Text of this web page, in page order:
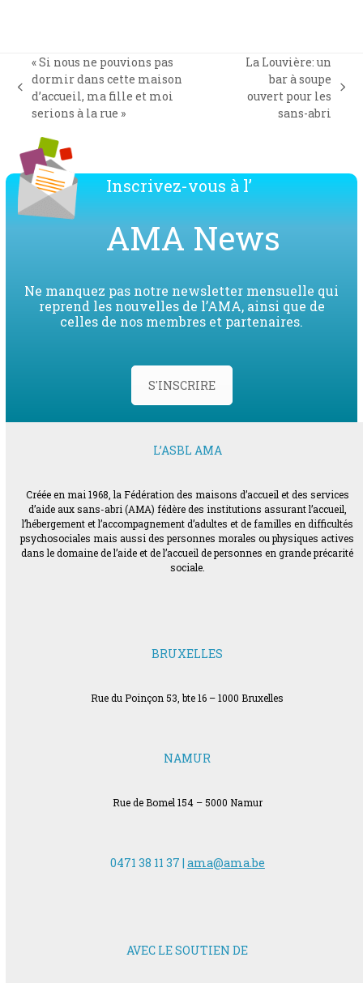
previous
post:
« Si nous ne pouvions pas
dormir dans cette maison
d’accueil, ma fille et moi
serions à la rue »
next
La Louvière: un
bar à soupe
ouvert pour les
sans-abri
Inscrivez-vous à l’
AMA News
Ne manquez pas notre newsletter mensuelle qui
reprend les nouvelles de l’AMA, ainsi que de
celles de nos membres et partenaires.
S'INSCRIRE
L’ASBL AMA
Créée en mai 1968, la Fédération des maisons d’accueil et des services
d’aide aux sans-abri (AMA) fédère des institutions assurant l’accueil,
l’hébergement et l’accompagnement d’adultes et de familles en difficultés
psychosociales mais aussi des personnes morales ou physiques actives
dans le domaine de l’aide et de l’accueil de personnes en grande précarité
sociale.
BRUXELLES
Rue du Poinçon 53, bte 16 – 1000 Bruxelles
NAMUR
Rue de Bomel 154 – 5000 Namur
0471 38 11 37 | ama@ama.be
AVEC LE SOUTIEN DE